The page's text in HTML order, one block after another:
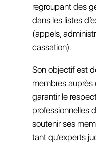
regroupant des
dans les listes
(appels,
cassation).
Son objectif est
membres auprès
garantir le
professionnelles
soutenir ses
tant qu’experts